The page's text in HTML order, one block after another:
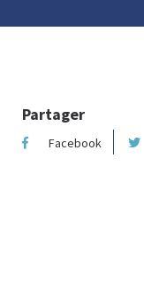
Partager
Facebook